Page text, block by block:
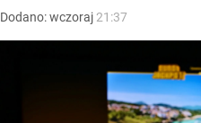
Dodano:wczoraj 21:37